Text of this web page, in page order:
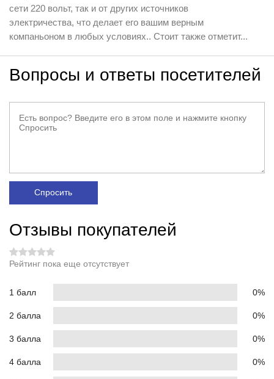
сети 220 вольт, так и от других источников
электричества, что делает его вашим верным
компаньоном в любых условиях.. Стоит также отметит...
Вопросы и ответы посетителей
Спросить
Отзывы покупателей
Рейтинг пока еще отсутствует
1 балл 0%
2 балла 0%
3 балла 0%
4 балла 0%